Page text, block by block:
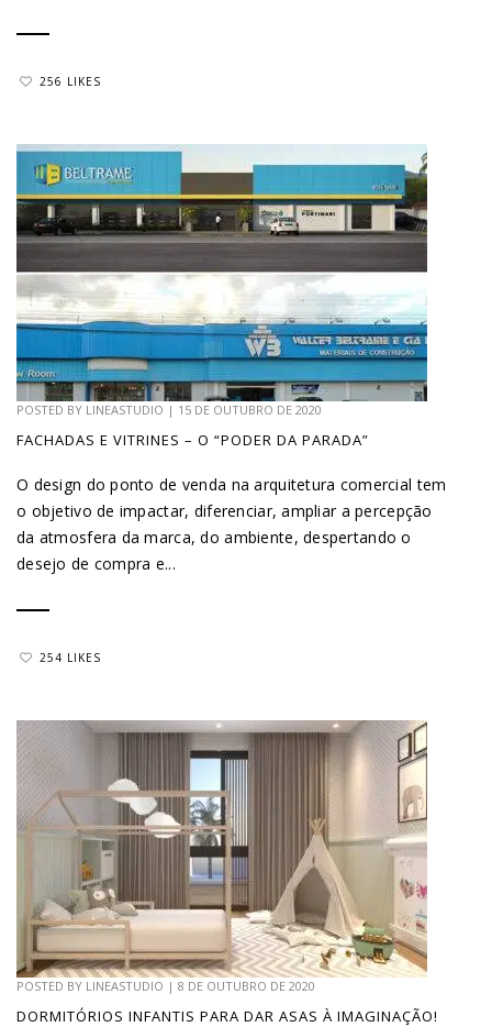
256 LIKES
POSTED BY LINEASTUDIO | 15 DE OUTUBRO DE 2020
FACHADAS E VITRINES – O “PODER DA PARADA”
O design do ponto de venda na arquitetura comercial tem
o objetivo de impactar, diferenciar, ampliar a percepção
da atmosfera da marca, do ambiente, despertando o
desejo de compra e...
254 LIKES
POSTED BY LINEASTUDIO | 8 DE OUTUBRO DE 2020
DORMITÓRIOS INFANTIS PARA DAR ASAS À IMAGINAÇÃO!